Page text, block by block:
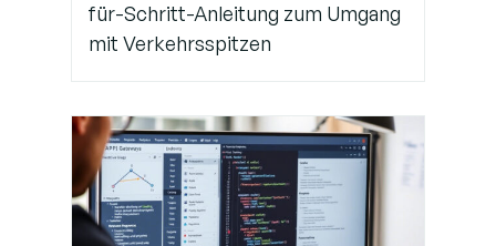
für-Schritt-Anleitung zum Umgang
mit Verkehrsspitzen